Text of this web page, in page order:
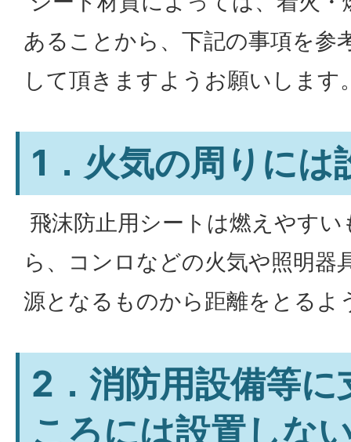
あることから、下記の事項を参
して頂きますようお願いします
1．火気の周りには
飛沫防止用シートは燃えやす
ら、コンロなどの火気や照明器
源となるものから距離をとるよ
2．消防用設備等に
ころには設置しな